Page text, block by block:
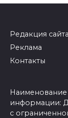
Редакция сайта
Реклама
Контакты
Наименование
информации:
с